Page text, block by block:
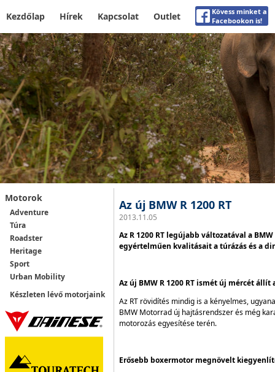
Kezdőlap Hírek Kapcsolat Outlet
Kövess minket a
Facebookon is!
Motorok
Adventure
Túra
Roadster
Heritage
Sport
Urban Mobility
Készleten lévő motorjaink
Az új BMW R 1200 RT
2013.11.05
Az R 1200 RT legújabb változatával a
egyértelműen kvalitásait a túrázás és a
Az új BMW R 1200 RT ismét új mércét
Az RT rövidítés mindig is a kényelmes,
BMW Motorrad új hajtásrendszer és még
motorozás egyesítése terén.
Erősebb boxermotor megnövelt